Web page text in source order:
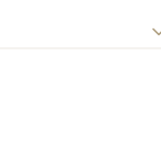
esta raza de
Cachorros
guarda tu